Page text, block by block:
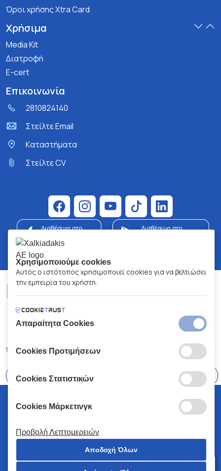
Όροι χρήσης Xtra Card
Χρήσιμα
Media Kit
Διατροφή
E-cert
Επικοινωνία
2810824140
Στείλτε Email
Kαταστήματα
Στείλτε CV
ΑΡ.Γ.Ε.ΜΗ:
Όροι και Προϋποθέσεις Πολιτική Απορρήτου Κώδικας Δεοντολογίας
Επιλέξτε 41 Καταστήματα
© 2026 Χαλκιαδάκης all rights reserved
Χρησιμοποιούμε cookies
Αυτός ο ιστότοπος χρησιμοποιεί cookies για να βελτιώσει
την εμπειρία του χρήστη.
Απαραίτητα Cookies
Cookies Προτιμήσεων
Cookies Στατιστικών
Cookies Μάρκετινγκ
Προβολή Λεπτομερειών
Αποδοχή Όλων